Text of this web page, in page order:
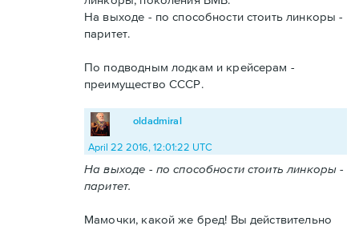
На выходе - по способности стоить линкоры -
паритет.
По подводным лодкам и крейсерам -
преимущество СССР.
oldadmiral
April 22 2016, 12:01:22 UTC
На выходе - по способности стоить линкоры -
паритет.
Мамочки, какой же бред! Вы действительно